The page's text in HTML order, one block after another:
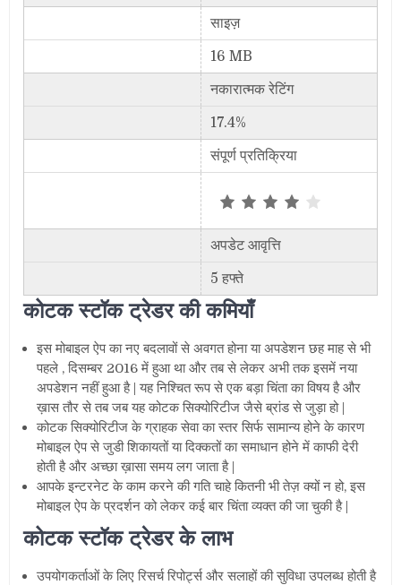
साइज़
16 MB
नकारात्मक रेटिंग
17.4%
संपूर्ण प्रतिक्रिया
अपडेट आवृत्ति
5 हफ्ते
कोटक स्टॉक ट्रेडर की कमियाँ
इस मोबाइल ऐप का नए बदलावों से अवगत होना या अपडेशन छह माह से भी
पहले , दिसम्बर 2016 में हुआ था और तब से लेकर अभी तक इसमें नया
अपडेशन नहीं हुआ है | यह निश्चित रूप से एक बड़ा चिंता का विषय है और
ख़ास तौर से तब जब यह कोटक सिक्योरिटीज जैसे ब्रांड से जुड़ा हो |
कोटक सिक्योरिटीज के ग्राहक सेवा का स्तर सिर्फ सामान्य होने के कारण
मोबाइल ऐप से जुडी शिकायतों या दिक्कतों का समाधान होने में काफी देरी
होती है और अच्छा ख़ासा समय लग जाता है |
आपके इन्टरनेट के काम करने की गति चाहे कितनी भी तेज़ क्यों न हो, इस
मोबाइल ऐप के प्रदर्शन को लेकर कई बार चिंता व्यक्त की जा चुकी है |
कोटक स्टॉक ट्रेडर के लाभ
उपयोगकर्ताओं के लिए रिसर्च रिपोर्ट्स और सलाहों की सुविधा उपलब्ध होती है